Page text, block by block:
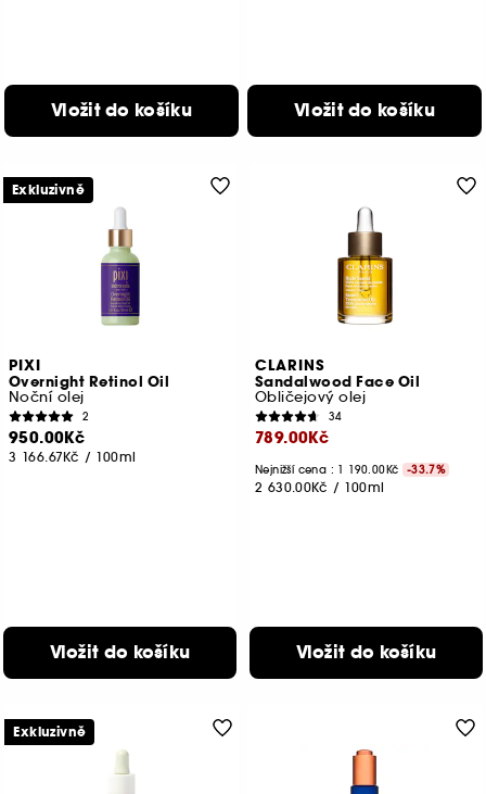
Vložit do košíku Vložit do košíku
PIXI
Overnight Retinol Oil
Noční olej
2
950.00Kč
3 166.67Kč / 100ml
Vložit do košíku
Exkluzivně
CLARINS
Sandalwood Face Oil
Obličejový olej
34
789.00Kč
Nejnižší cena : 1 190.00Kč -33.7%
2 630.00Kč / 100ml
Vložit do košíku
Exkluzivně